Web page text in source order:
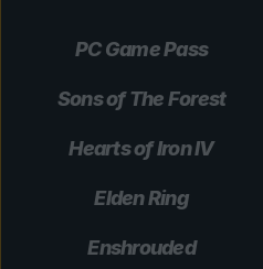
PC Game Pass
Sons of The Forest
Hearts of Iron IV
Elden Ring
Enshrouded